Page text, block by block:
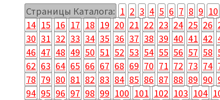
Страницы Каталога: 1 2 3 4 5 6 7 8 9 10
14 15 16 17 18 19 20 21 22 23 24 25 26
30 31 32 33 34 35 36 37 38 39 40 41 42
46 47 48 49 50 51 52 53 54 55 56 57 58
62 63 64 65 66 67 68 69 70 71 72 73 74
78 79 80 81 82 83 84 85 86 87 88 89 90
94 95 96 97 98 99 100 101 102 103 104